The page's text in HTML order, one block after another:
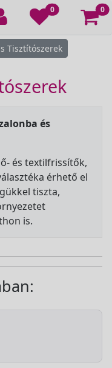
0 0
Tisztítószerek
és
és textilfrissítők,
érhető el
tiszta,
is.